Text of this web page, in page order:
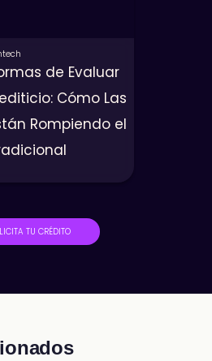
de Evaluar
Cómo Las
Rompiendo el
TU CRÉDITO